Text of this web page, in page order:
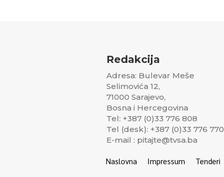
Redakcija
Adresa: Bulevar Meše
Selimovića 12,
71000 Sarajevo,
Bosna i Hercegovina
Tel: +387 (0)33 776 808
Tel (desk): +387 (0)33 776 770
E-mail : pitajte@tvsa.ba
Naslovna Impressum Tenderi